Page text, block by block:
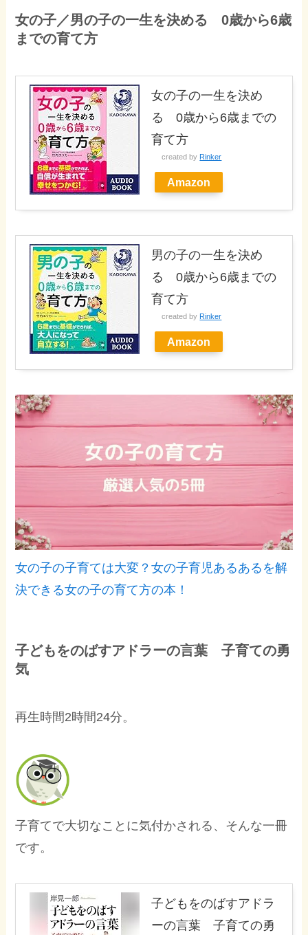
女の子／男の子の一生を決める 0歳から6歳
までの育て方
女の子の一生を決め
る 0歳から6歳までの
育て方
created by Rinker
Amazon
男の子の一生を決め
る 0歳から6歳までの
育て方
created by Rinker
Amazon
女の子の子育ては大変？女の子育児あるあるを解
決できる女の子の育て方の本！
子どもをのばすアドラーの言葉 子育ての勇
気
再生時間2時間24分。
子育てで大切なことに気付かされる、そんな一冊
です。
子どもをのばすアドラ
ーの言葉 子育ての勇